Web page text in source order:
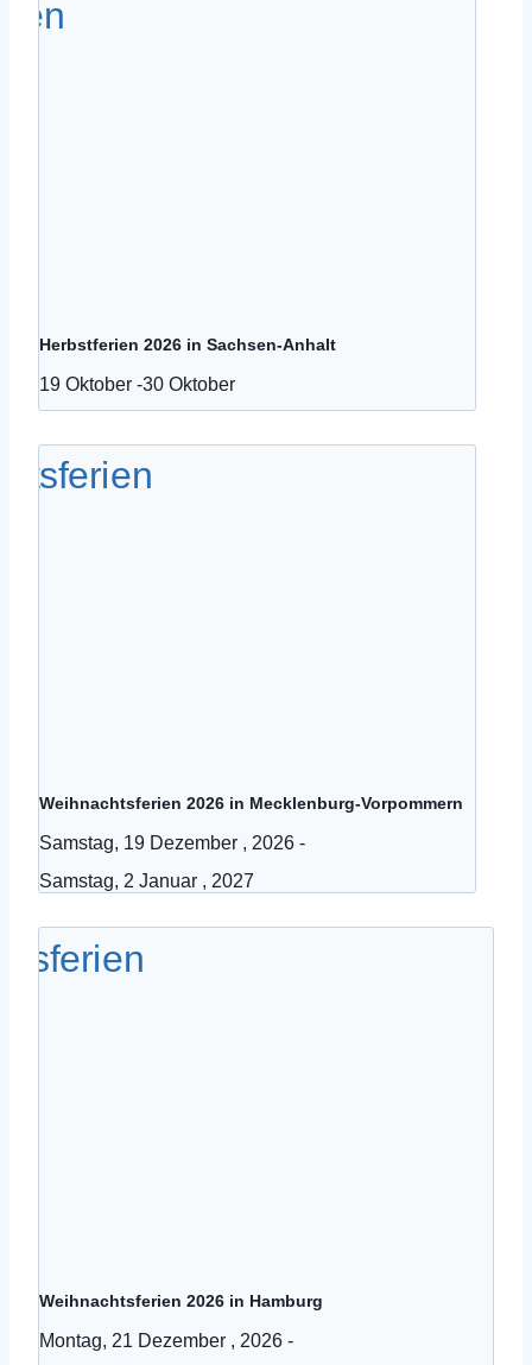
Herbstferien 2026 in Sachsen-Anhalt
19 Oktober -30 Oktober
Weihnachtsferien 2026 in Mecklenburg-Vorpommern
Samstag, 19 Dezember , 2026 -
Samstag, 2 Januar , 2027
Weihnachtsferien 2026 in Hamburg
Montag, 21 Dezember , 2026 -